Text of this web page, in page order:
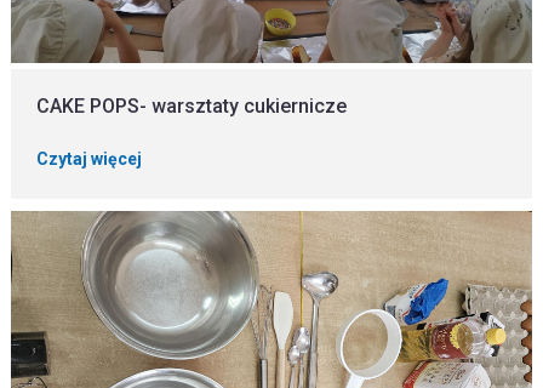
CAKE POPS- warsztaty cukiernicze
Czytaj więcej